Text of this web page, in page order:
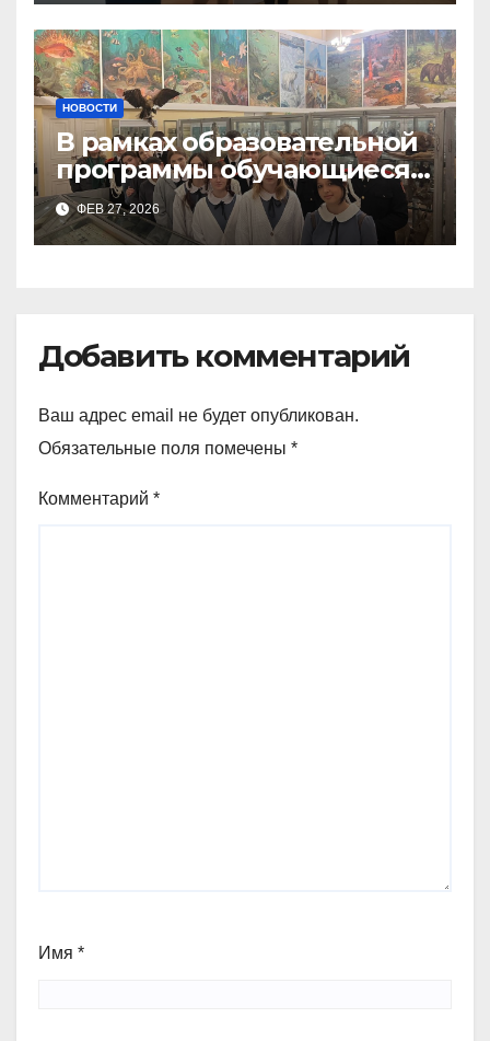
НОВОСТИ
В рамках образовательной
программы обучающиеся
9а,8,9б классов посетили
зоологический музей и
ФЕВ 27, 2026
Добавить комментарий
Ваш адрес email не будет опубликован.
Обязательные поля помечены *
Комментарий *
Имя *